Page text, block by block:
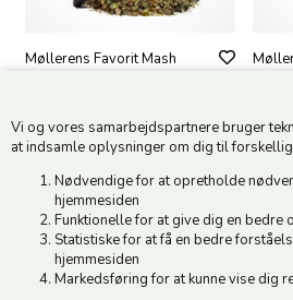
Vi og vores samarbejdspartnere bruger
at indsamle oplysninger om dig til
Nødvendige for at opretholde
hjemmesiden
Funktionelle for at give dig en bedre
Statistiske for at få en bedre
hjemmesiden
Markedsføring for at kunne vise dig
Møllerens Favorit Mash
7.155,00